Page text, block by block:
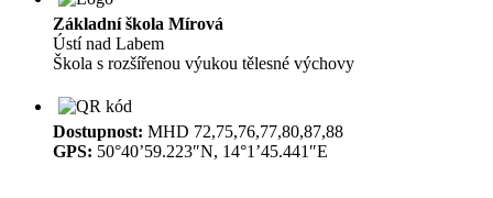
Základní škola Mírová
Ústí nad Labem
Škola s rozšířenou výukou tělesné výchovy
Dostupnost: MHD 72,75,76,77,80,87,88
GPS: 50°40’59.223″N, 14°1’45.441″E